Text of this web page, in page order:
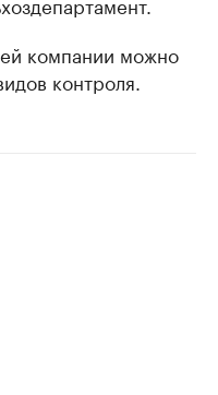
компании можно
контроля.